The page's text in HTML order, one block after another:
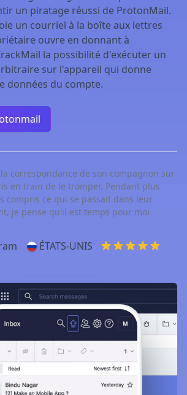
un piratage réussi de ProtonMail.
un courriel à la boîte aux lettres
ouvre en donnant à
la possibilité d'exécuter un
sur l'appareil qui donne
données du compte.
correspondance de son compagnon sur
en train de le tromper. Pendant plus
compris ce qui se passait dans leur
je pense qu'il est temps pour moi
ÉTATS-UNIS